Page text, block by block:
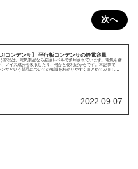
次へ
ぶコンデンサ】 平行板コンデンサの静電容量
部品は、電気製品なら必須レベルで多用されています。電気を蓄
、ノイズ成分を吸収したり、何かと便利だからです。本記事で
サという部品についての知識をわかりやすくまとめてみまし
2022.09.07